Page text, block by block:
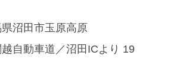
県沼田市玉原高原
越自動車道／沼田ICより 19